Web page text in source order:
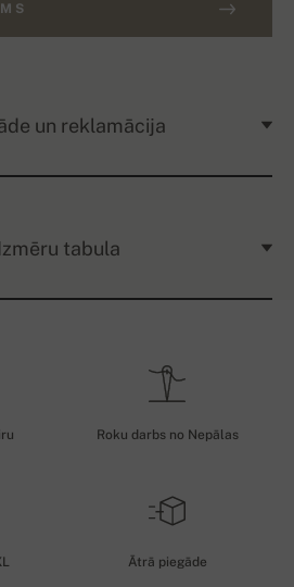
un reklamācija
Izmēru tabula
Roku darbs no Nepālas
Ātrā piegāde